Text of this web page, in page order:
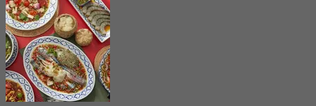
에서฿ 416.66